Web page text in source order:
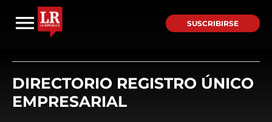
SUSCRIBIRSE
DIRECTORIO REGISTRO ÚNICO
EMPRESARIAL